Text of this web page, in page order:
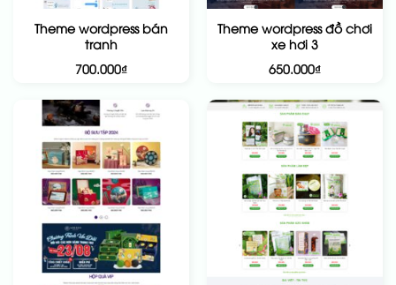
Theme wordpress bán
tranh
700.000₫
Theme wordpress đồ chơi
xe hơi 3
650.000₫